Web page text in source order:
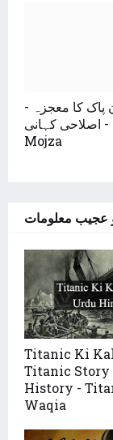
پاک کا معجزہ -
اصلاحی کہانی - Quran Ka
Mojza
معلومات
Titanic Ki
Titanic Story
History -
Waqia